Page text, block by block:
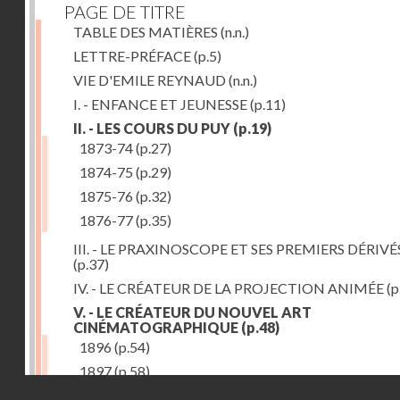
PAGE DE TITRE
TABLE DES MATIÈRES (n.n.)
LETTRE-PRÉFACE(p.5)
VIE D'EMILE REYNAUD (n.n.)
I. - ENFANCE ET JEUNESSE(p.11)
II. - LES COURS DU PUY (p.19)
1873-74(p.27)
1874-75 (p.29)
1875-76 (p.32)
1876-77(p.35)
III. - LE PRAXINOSCOPE ET SES PREMIERS
(p.37)
IV. - LE CRÉATEUR DE LA PROJECTION ANIMÉE
V. - LE CRÉATEUR DU NOUVEL ART
CINÉMATOGRAPHIQUE (p.48)
1896 (p.54)
1897(p.58)